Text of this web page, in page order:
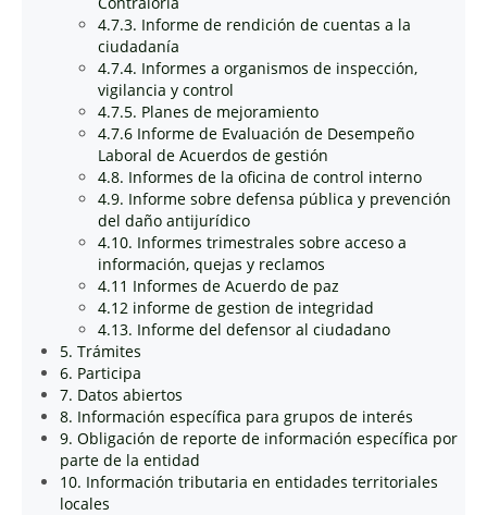
4.7.3. Informe de rendición de cuentas a la
ciudadanía
4.7.4. Informes a organismos de inspección,
vigilancia y control
4.7.5. Planes de mejoramiento
4.7.6 Informe de Evaluación de Desempeño
Laboral de Acuerdos de gestión
4.8. Informes de la oficina de control interno
4.9. Informe sobre defensa pública y prevención
del daño antijurídico
4.10. Informes trimestrales sobre acceso a
información, quejas y reclamos
4.11 Informes de Acuerdo de paz
4.12 informe de gestion de integridad
4.13. Informe del defensor al ciudadano
5. Trámites
6. Participa
7. Datos abiertos
8. Información específica para grupos de interés
9. Obligación de reporte de información específica por
parte de la entidad
10. Información tributaria en entidades territoriales
locales